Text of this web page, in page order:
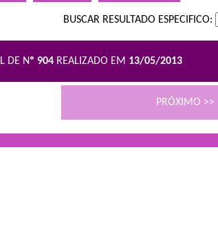
BUSCAR RESULTADO ESPECIFICO:
DE Nº 904 REALIZADO EM 13/05/2013
PRÓXIMO >>